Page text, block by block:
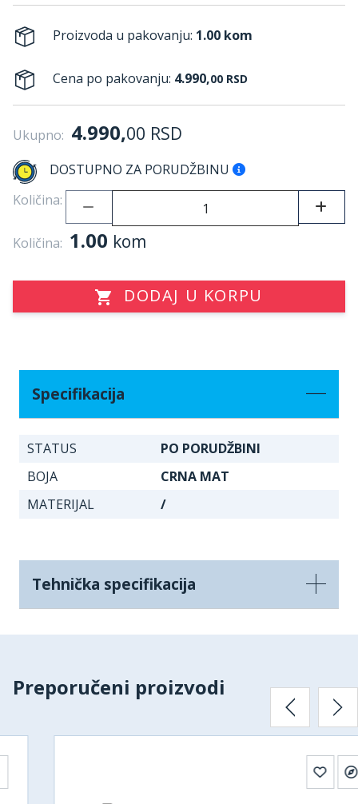
Proizvoda u pakovanju: 1.00 kom
Cena po pakovanju: 4.990,00 RSD
Ukupno: 4.990,00 RSD
DOSTUPNO ZA PORUDŽBINU
Količina:
Količina: 1.00 kom
DODAJ U KORPU
Specifikacija
STATUS
PO PORUDŽBINI
BOJA
CRNA MAT
MATERIJAL
/
Tehnička specifikacija
Preporučeni proizvodi